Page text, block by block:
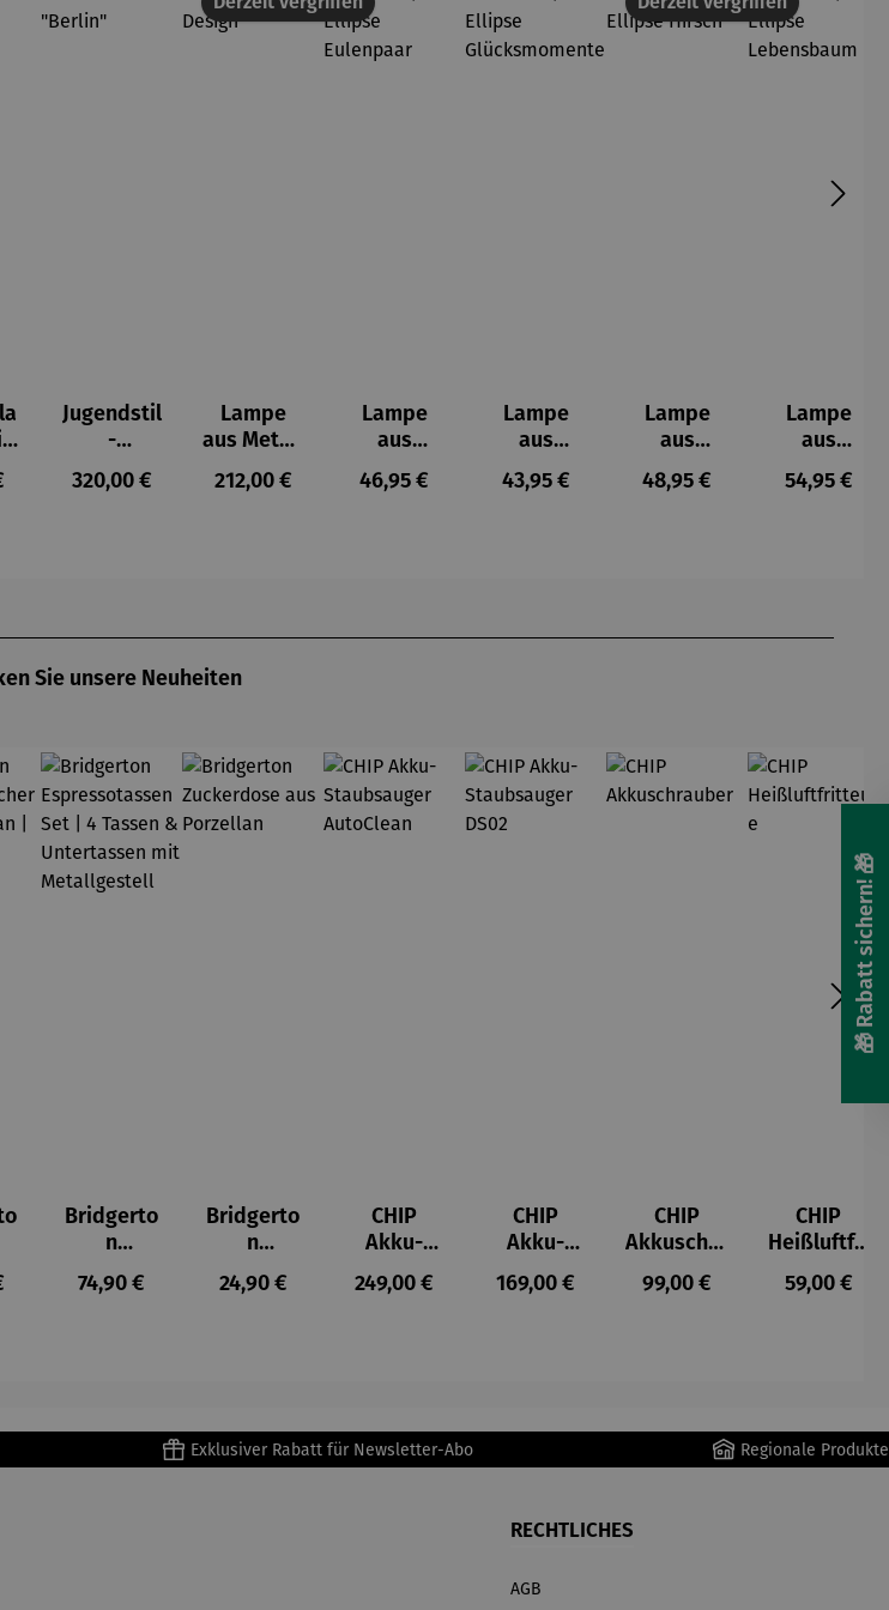
Preis:
Jugendstil
-
Pilzleucht
e "Berlin"
Regulärer Preis:
320,00 €
Lampe
aus Metall
- Tau-
Design
Regulärer Preis:
212,00 €
Lampe
aus
Porzellan
| Ellipse
Regulärer Preis:
46,95 €
Lampe
aus
Porzellan
| Ellipse
Regulärer Preis:
43,95 €
Lampe
aus
Porzellan
| Ellipse
Regulärer Preis:
48,95 €
Lampe
aus
Porzellan
| Ellipse
Regulärer
54,95 €
Sie unsere Neuheiten
Preis:
Bridgerto
n
Espressot
assen Set
Metallges
Regulärer Preis:
74,90 €
Bridgerto
n
Zuckerdo
se aus
Regulärer Preis:
24,90 €
CHIP
Akku-
Staubsau
ger
Regulärer Preis:
249,00 €
CHIP
Akku-
Staubsau
ger DS02
Regulärer Preis:
169,00 €
CHIP
Akkuschra
uber
Regulärer Preis:
99,00 €
CHIP
Heißluftfri
tteuse
Regulärer
59,00 €
Exklusiver Rabatt für Newsletter-Abo Regionale Produkte
RECHTLICHES
AGB
🎁 Rabatt sichern! 🎁